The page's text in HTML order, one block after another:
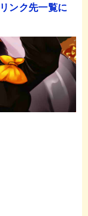
ンク先一覧に